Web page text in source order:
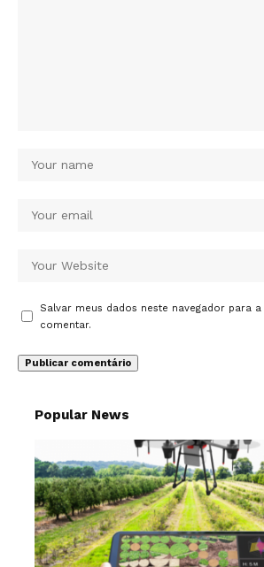
Salvar meus dados neste navegador para
comentar.
Popular News